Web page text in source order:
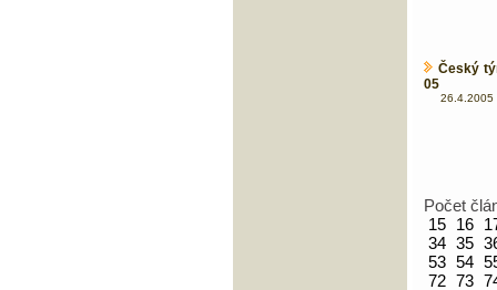
Český
05
26.4.2005
Počet
15 16
34 35
53 54
72 73